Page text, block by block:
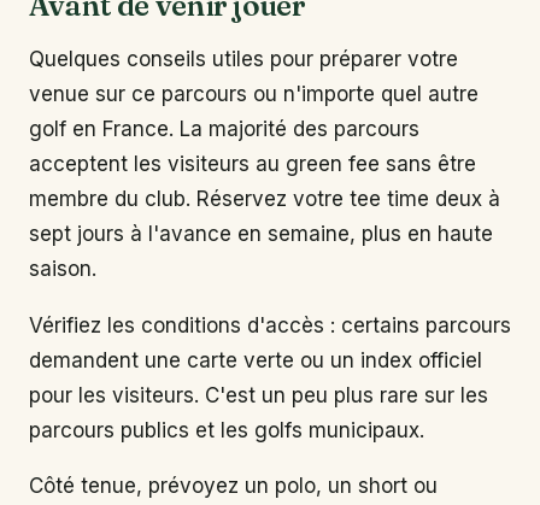
Quelques conseils utiles pour préparer votre
venue sur ce parcours ou n'importe quel autre
golf en France. La majorité des parcours
acceptent les visiteurs au green fee sans être
membre du club. Réservez votre tee time deux à
sept jours à l'avance en semaine, plus en haute
saison.
Vérifiez les conditions d'accès : certains parcours
demandent une carte verte ou un index officiel
pour les visiteurs. C'est un peu plus rare sur les
parcours publics et les golfs municipaux.
Côté tenue, prévoyez un polo, un short ou